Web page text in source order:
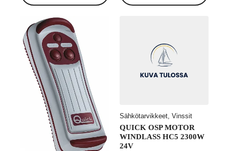
Sähkötarvikkeet, Vinssit
QUICK OSP MOTOR
WINDLASS HC5 2300W
24V